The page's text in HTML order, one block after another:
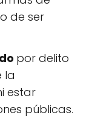
de ser
por delito
la
estar
públicas.